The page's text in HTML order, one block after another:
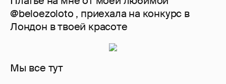
@beloezoloto , приехала на конкурс в
Лондон в твоей красоте
Мы все тут